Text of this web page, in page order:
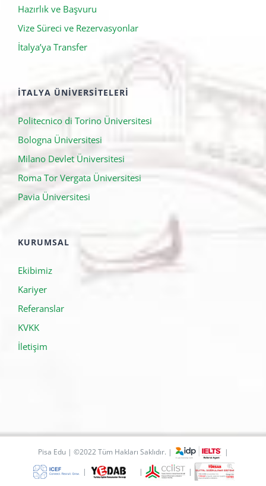
Hazırlık ve Başvuru
Vize Süreci ve Rezervasyonlar
İtalya’ya Transfer
İTALYA ÜNIVERSITELERI
Politecnico di Torino Üniversitesi
Bologna Üniversitesi
Milano Devlet Üniversitesi
Roma Tor Vergata Üniversitesi
Pavia Üniversitesi
KURUMSAL
Ekibimiz
Kariyer
Referanslar
KVKK
İletişim
Pisa Edu | ©2022 Tüm Hakları Saklıdır. |
|
|
| |